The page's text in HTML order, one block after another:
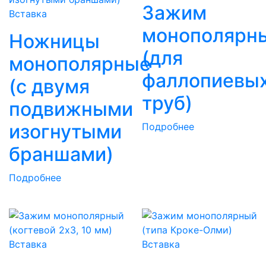
Вставка
Ножницы
монополярные
(с двумя
подвижными
изогнутыми
браншами)
Подробнее
Зажим
(для
труб)
Подробнее
Вставка Вставка